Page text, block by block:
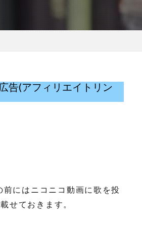
告(アフィリエイトリン
にはニコニコ動画に歌を投
載せておきます。